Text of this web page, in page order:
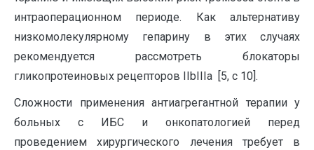
интраоперационном периоде. Как альтернативу
низкомолекулярному гепарину в этих случаях
рекомендуется рассмотреть блокаторы
гликопротеиновых рецепторов IIbIIIa [5, с 10].
Сложности применения антиагрегантной терапии у
больных с ИБС и онкопатологией перед
проведением хирургического лечения требует в